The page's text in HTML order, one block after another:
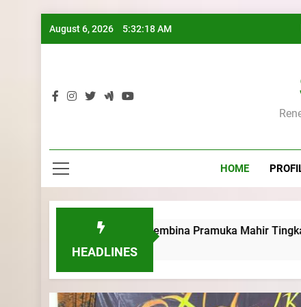
August 6, 2026 5:32:19 AM
HOME
HEADLINES
Pembina Pramuka Mahir Tingkat Dasar (KMD)